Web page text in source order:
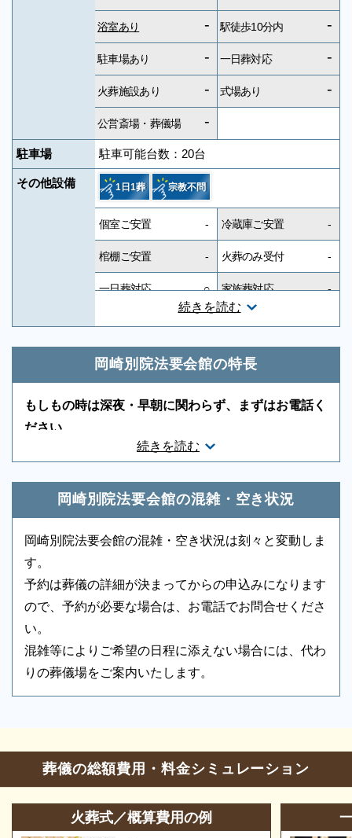
浴室あり - 駅徒歩10分内 -
駐車場あり - 一日葬対応 -
火葬施設あり - 式場あり -
公営斎場・葬儀場 -
駐車場 駐車可能台数：20台
その他設備 1日1葬 宗教不問
続きを読む
個室ご安置 - 冷蔵庫ご安置 -
棺棚ご安置 - 火葬のみ受付 -
一日葬対応 ○ 家族葬対応 -
友人葬対応 - 社葬対応 -
音響、照明設備 -
親族控室 - 宗教者控室 -
浴室 - 貸布団
アメニティセット - 冷蔵庫
テレビ - 多目的トイレ
バリアフリー意識 - エントランス
ロビー
岡崎別院法要会館の特長
続きを読む
もしもの時は深夜・早朝に関わらず、まずはお電話く
ださい
ご状況・ご希望などをお伺いしながら段取りを進めま
配、ご安置先（霊安室・安置室）などについても、ご
案内をいたします。
します。また、市区役所への死亡届なども代行できま
す。まずはお電話ください。
岡崎別院法要会館の混雑・空き状況
岡崎別院法要会館の混雑・空き状況は刻々と変動しま
す。
予約は葬儀の詳細が決まってからの申込みになります
ので、予約が必要な場合は、お電話でお問合せくださ
い。
混雑等によりご希望の日程に添えない場合には、代わ
りの葬儀場をご案内いたします。
葬儀の総額費用・料金シミュレーション
火葬式／概算費用の例